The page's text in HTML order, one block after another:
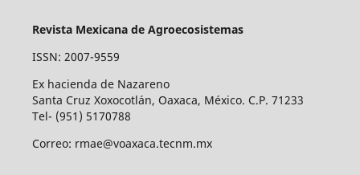
Revista Mexicana de Agroecosistemas
ISSN: 2007-9559
Ex hacienda de Nazareno
Santa Cruz Xoxocotlán, Oaxaca, México. C.P. 71233
Tel- (951) 5170788
Correo: rmae@voaxaca.tecnm.mx